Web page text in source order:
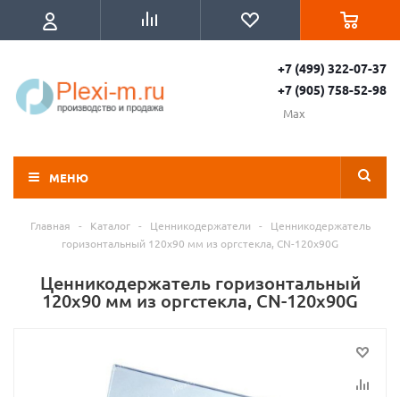
+7 (499) 322-07-37
+7 (905) 758-52-98
Max
МЕНЮ
Главная - Каталог - Ценникодержатели -
Ценникодержатель
горизонтальный 120x90 мм из оргстекла, CN-120x90G
Ценникодержатель горизонтальный
120x90 мм из оргстекла, CN-120x90G